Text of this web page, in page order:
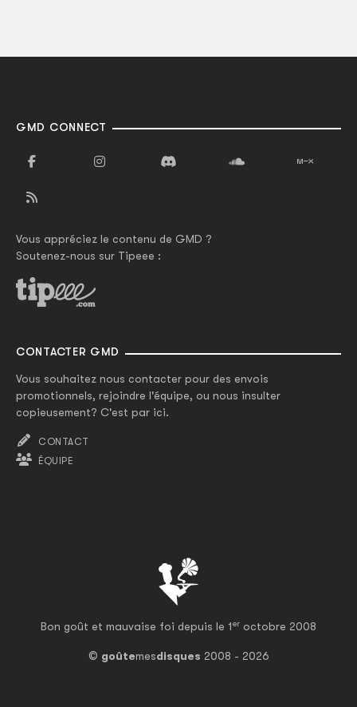
Bon goût et mauvaise foi depuis le 1er octobre 2008
© goûtemesdisques 2008 - 2026
GMD CONNECT
Vous appréciez le contenu de GMD ?
Soutenez-nous sur Tipeee :
CONTACTER GMD
Vous souhaitez nous contacter pour des envois
promotionnels, rejoindre l'équipe, ou nous insulter
copieusement? C'est par ici.
CONTACT
ÉQUIPE